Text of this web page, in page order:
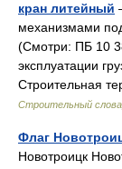
кран литейный
механизмами
(Смотри: ПБ 10
эксплуатации
Строительная
Строительный
Флаг
Новотроицк